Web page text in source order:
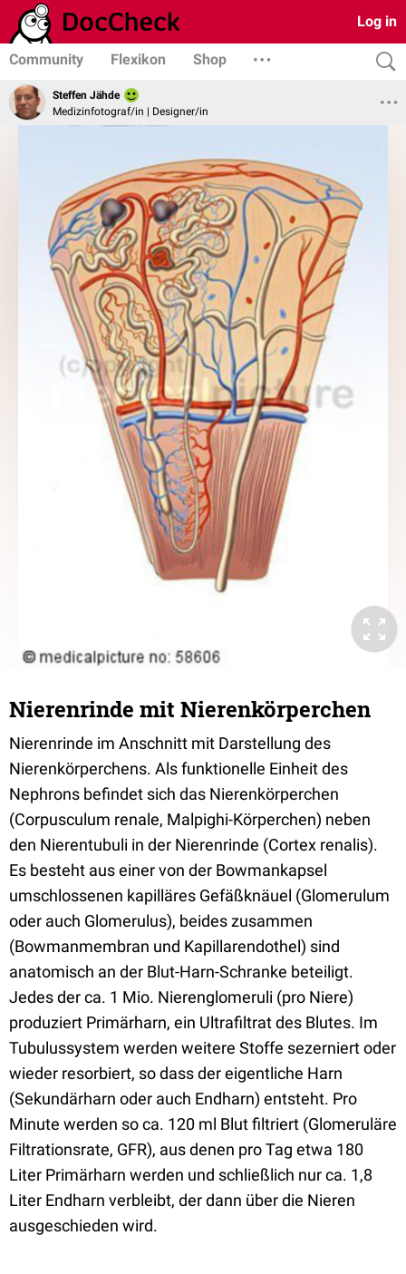
Log in
Community Flexikon Shop
Steffen Jähde
Medizinfotograf/in | Designer/in
Nierenrinde mit Nierenkörperchen
Nierenrinde im Anschnitt mit Darstellung des
Nierenkörperchens. Als funktionelle Einheit des
Nephrons befindet sich das Nierenkörperchen
(Corpusculum renale, Malpighi-Körperchen) neben
den Nierentubuli in der Nierenrinde (Cortex renalis).
Es besteht aus einer von der Bowmankapsel
umschlossenen kapilläres Gefäßknäuel (Glomerulum
oder auch Glomerulus), beides zusammen
(Bowmanmembran und Kapillarendothel) sind
anatomisch an der Blut-Harn-Schranke beteiligt.
Jedes der ca. 1 Mio. Nierenglomeruli (pro Niere)
produziert Primärharn, ein Ultrafiltrat des Blutes. Im
Tubulussystem werden weitere Stoffe sezerniert oder
wieder resorbiert, so dass der eigentliche Harn
(Sekundärharn oder auch Endharn) entsteht. Pro
Minute werden so ca. 120 ml Blut filtriert (Glomeruläre
Filtrationsrate, GFR), aus denen pro Tag etwa 180
Liter Primärharn werden und schließlich nur ca. 1,8
Liter Endharn verbleibt, der dann über die Nieren
ausgeschieden wird.